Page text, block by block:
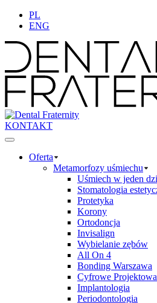
PL
ENG
KONTAKT
Oferta
Metamorfozy uśmiechu
Uśmiech w jeden
Stomatologia
Protetyka
Korony
Ortodoncja
Invisalign
Wybielanie zębów
All On 4
Bonding Warszawa
Cyfrowe
Implantologia
Periodontologia